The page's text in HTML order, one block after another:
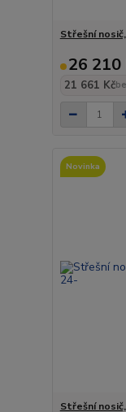
Střešní
26 210
21 661 Kč
Novinka
Střešní